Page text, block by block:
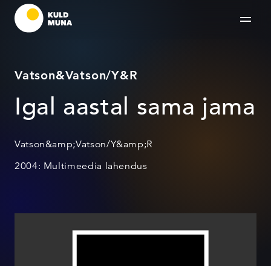
Vatson&Vatson/Y&R
Igal aastal sama jama
Vatson&amp;Vatson/Y&amp;R
2004: Multimeedia lahendus